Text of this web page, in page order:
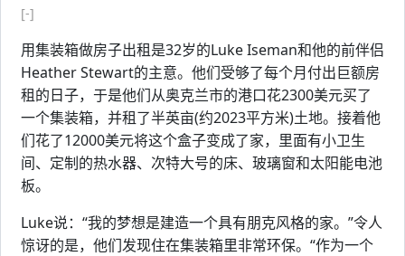
[-]
用集装箱做房子出租是32岁的Luke Iseman和他的前伴侣
Heather Stewart的主意。他们受够了每个月付出巨额房
租的日子，于是他们从奥克兰市的港口花2300美元买了
一个集装箱，并租了半英亩(约2023平方米)土地。接着他
们花了12000美元将这个盒子变成了家，里面有小卫生
间、定制的热水器、次特大号的床、玻璃窗和太阳能电池
板。
Luke说：“我的梦想是建造一个具有朋克风格的家。”令人
惊讶的是，他们发现住在集装箱里非常环保。“作为一个